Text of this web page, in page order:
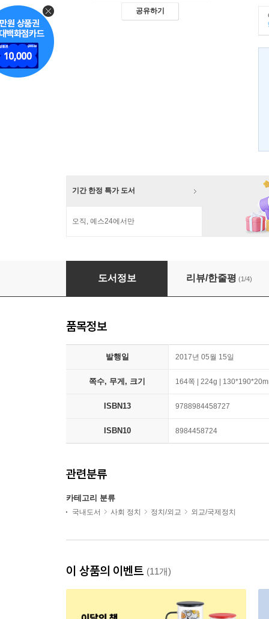
공유하기
기간 한정 특가 도서
오직, 예스24에서만
어떻게 이슬람은 서구의 적이 되었는가
도서정보 리뷰/한줄평 (1/4)
품목정보
발행일 2017년 05월 15일
쪽수, 무게, 크기 164쪽 | 224g |
ISBN13 9788984458727
ISBN10 8984458724
관련분류
카테고리 분류
국내도서 사회 정치 정치/외교 외교/국제정치
이 상품의 이벤트 (11개)